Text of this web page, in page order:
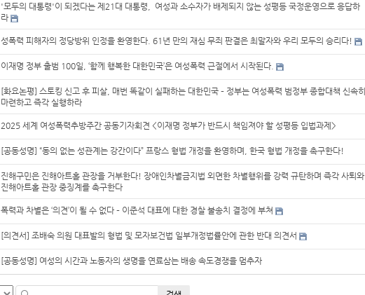
'모두의 대통령'이 되겠다는 제21대 대통령, 여성과 소수자가 배제되지 않는 성평등 국정운영으로 응답하
라
성폭력 피해자의 정당방위 인정을 환영한다. 61년 만의 재심 무죄 판결은 최말자와 우리 모두의 승리다!
이재명 정부 출범 100일, ‘함께 행복한 대한민국’은 여성폭력 근절에서 시작된다.
[화요논평] 스토킹 신고 후 피살, 매번 똑같이 실패하는 대한민국 – 정부는 여성폭력 범정부 종합대책 신속히
마련하고 즉각 실행하라
2025 세계 여성폭력추방주간 공동기자회견 <이재명 정부가 반드시 책임져야 할 성평등 입법과제>
[공동성명] “동의 없는 성관계는 강간이다” 프랑스 형법 개정을 환영하며, 한국 형법 개정을 촉구한다!
진해구민은 진해아트홀 관장을 거부한다! 장애인차별금지법 외면한 차별행위를 강력 규탄하며 즉각 사퇴와
진해아트홀 관장 중징계를 촉구한다
폭력과 차별은 ‘의견’이 될 수 없다 – 이준석 대표에 대한 경찰 불송치 결정에 부쳐
[의견서] 조배숙 의원 대표발의 형법 및 모자보건법 일부개정법률안에 관한 반대 의견서
[공동성명] 여성의 시간과 노동자의 생명을 연료삼는 배송 속도경쟁을 멈추자